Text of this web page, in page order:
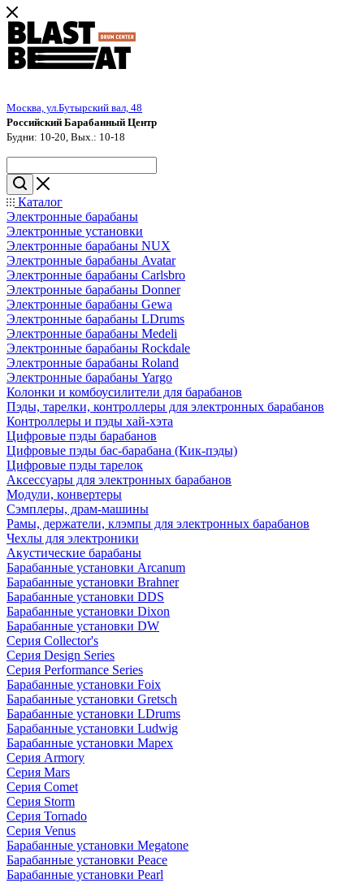
Москва, ул.Бутырский вал, 48
Российский Барабанный Центр
Будни: 10-20, Вых.: 10-18
Каталог
Электронные барабаны
Электронные установки
Электронные барабаны NUX
Электронные барабаны Avatar
Электронные барабаны Carlsbro
Электронные барабаны Donner
Электронные барабаны Gewa
Электронные барабаны LDrums
Электронные барабаны Medeli
Электронные барабаны Rockdale
Электронные барабаны Roland
Электронные барабаны Yargo
Колонки и комбоусилители для барабанов
Пэды, тарелки, контроллеры для электронных барабанов
Контроллеры и пэды хай-хэта
Цифровые пэды барабанов
Цифровые пэды бас-барабана (Кик-пэды)
Цифровые пэды тарелок
Аксессуары для электронных барабанов
Модули, конвертеры
Сэмплеры, драм-машины
Рамы, держатели, клэмпы для электронных барабанов
Чехлы для электроники
Акустические барабаны
Барабанные установки Arcanum
Барабанные установки Brahner
Барабанные установки DDS
Барабанные установки Dixon
Барабанные установки DW
Серия Collector's
Серия Design Series
Серия Performance Series
Барабанные установки Foix
Барабанные установки Gretsch
Барабанные установки LDrums
Барабанные установки Ludwig
Барабанные установки Mapex
Серия Armory
Серия Mars
Серия Comet
Серия Storm
Серия Tornado
Серия Venus
Барабанные установки Megatone
Барабанные установки Peace
Барабанные установки Pearl